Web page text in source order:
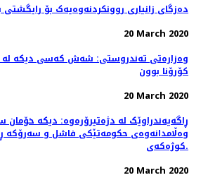
دەزگای زانیاری روونکردنەوەیەک بۆ رایگشتی
20 March 2020
وەزارەتی تەندروستی: شەش كەسی دیكە
كۆرۆنا بوون
20 March 2020
ڕاگەیەندراوێک لە دژەتیرۆرەوە: دیکە خۆمان
وەڵامدانەوەی حکومەتێکی فاشل و سەرۆکە
کوژەکەی.
20 March 2020